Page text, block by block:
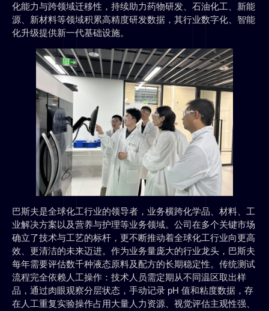
化能力与跨领域迁移性，持续助力药物研发、石油化工、新能
源、新材料等领域积累高精度研发数据，其行业数字化、智能
化升级提供新一代基础设施。
巴斯夫是全球化工行业的领导者，业务横跨化学品、材料、工
业解决方案以及营养与护理等业务领域。公司在多个关键市场
确立了技术与工艺的标杆，更不断推动着全球化工行业向更高
效、更清洁的未来迈进。作为业务量庞大的行业龙头，巴斯夫
每年需要评估数千种液态原料及配方的长期稳定性。传统测试
流程完全依赖人工操作：技术人员需定期从不同温区取出样
品，通过肉眼观察分层状态，手动记录 pH 值和粘度数据，存
在人工重复实验操作占用大量人力资源、视觉评估主观性强、